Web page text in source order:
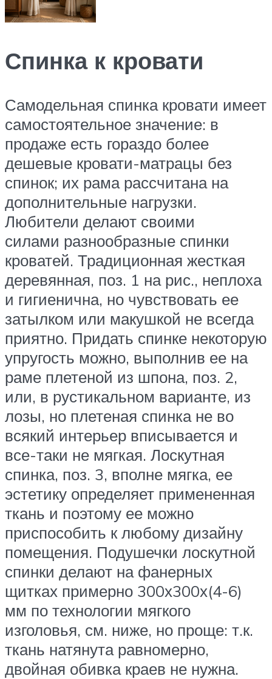
Спинка к кровати
Самодельная спинка кровати имеет
самостоятельное значение: в
продаже есть гораздо более
дешевые кровати-матрацы без
спинок; их рама рассчитана на
дополнительные нагрузки.
Любители делают своими
силами разнообразные спинки
кроватей. Традиционная жесткая
деревянная, поз. 1 на рис., неплоха
и гигиенична, но чувствовать ее
затылком или макушкой не всегда
приятно. Придать спинке некоторую
упругость можно, выполнив ее на
раме плетеной из шпона, поз. 2,
или, в рустикальном варианте, из
лозы, но плетеная спинка не во
всякий интерьер вписывается и
все-таки не мягкая. Лоскутная
спинка, поз. 3, вполне мягка, ее
эстетику определяет примененная
ткань и поэтому ее можно
приспособить к любому дизайну
помещения. Подушечки лоскутной
спинки делают на фанерных
щитках примерно 300х300х(4-6)
мм по технологии мягкого
изголовья, см. ниже, но проще: т.к.
ткань натянута равномерно,
двойная обивка краев не нужна.